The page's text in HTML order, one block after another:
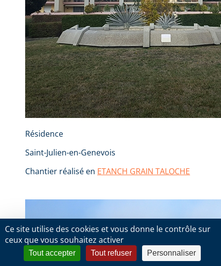
Résidence
Saint-Julien-en-Genevois
Chantier réalisé en ETANCH GRAIN TALOCHE
Ce site utilise des cookies et vous donne le contrôle sur
ceux que vous souhaitez activer
Tout accepter Tout refuser Personnaliser